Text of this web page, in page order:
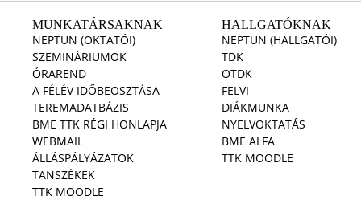
MUNKATÁRSAKNAK
NEPTUN (OKTATÓI)
SZEMINÁRIUMOK
ÓRAREND
A FÉLÉV IDŐBEOSZTÁSA
TEREMADATBÁZIS
BME TTK RÉGI HONLAPJA
WEBMAIL
ÁLLÁSPÁLYÁZATOK
TANSZÉKEK
TTK MOODLE
HALLGATÓKNAK
NEPTUN (HALLGATÓI)
TDK
OTDK
FELVI
DIÁKMUNKA
NYELVOKTATÁS
BME ALFA
TTK MOODLE